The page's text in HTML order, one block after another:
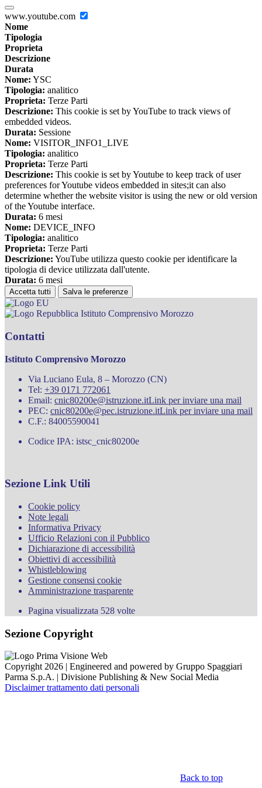
www.youtube.com
Nome
Tipologia
Proprieta
Descrizione
Durata
Nome: YSC
Tipologia: analitico
Proprieta: Terze Parti
Descrizione: This cookie is set by YouTube to track views of
embedded videos.
Durata: Sessione
Nome: VISITOR_INFO1_LIVE
Tipologia: analitico
Proprieta: Terze Parti
Descrizione: This cookie is set by Youtube to keep track of user
preferences for Youtube videos embedded in sites;it can also
determine whether the website visitor is using the new or old version
of the Youtube interface.
Durata: 6 mesi
Nome: DEVICE_INFO
Tipologia: analitico
Proprieta: Terze Parti
Descrizione: YouTube utilizza questo cookie per identificare la
tipologia di device utilizzata dall'utente.
Durata: 6 mesi
Accetta tutti Salva le preferenze
Istituto Comprensivo Morozzo
Contatti
Istituto Comprensivo Morozzo
Via Luciano Eula, 8 – Morozzo (CN)
Tel: +39 0171 772061
Email: cnic80200e@istruzione.itLink per inviare una mail
PEC: cnic80200e@pec.istruzione.itLink per inviare una mail
C.F.: 84005590041
Codice IPA: istsc_cnic80200e
Sezione Link Utili
Cookie policy
Note legali
Informativa Privacy
Ufficio Relazioni con il Pubblico
Dichiarazione di accessibilità
Obiettivi di accessibilità
Whistleblowing
Gestione consensi cookie
Amministrazione trasparente
Pagina visualizzata 528 volte
Sezione Copyright
Copyright 2026 | Engineered and powered by Gruppo Spaggiari
Parma S.p.A. | Divisione Publishing & New Social Media
Disclaimer trattamento dati personali
Back to top